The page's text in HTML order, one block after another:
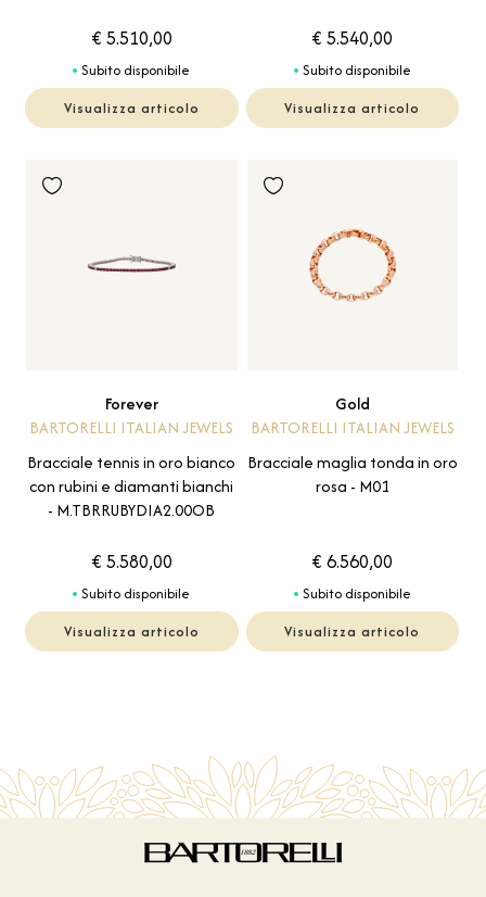
€ 5.510,00
Subito disponibile
Visualizza articolo
€ 5.540,00
Subito disponibile
Visualizza articolo
Forever
BARTORELLI ITALIAN JEWELS
Bracciale tennis in oro bianco
con rubini e diamanti bianchi
- M.TBRRUBYDIA2.00OB
€ 5.580,00
Subito disponibile
Visualizza articolo
Gold
BARTORELLI ITALIAN JEWELS
Bracciale maglia tonda in oro
rosa - M01
€ 6.560,00
Subito disponibile
Visualizza articolo